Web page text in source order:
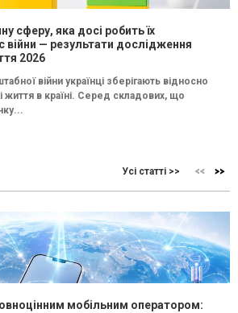
сферу, яка досі робить їх
війни — результати дослідження
2026
війни українці зберігають відносно
життя в країні. Серед складових, що
Усі статті >>
мобільним оператором: